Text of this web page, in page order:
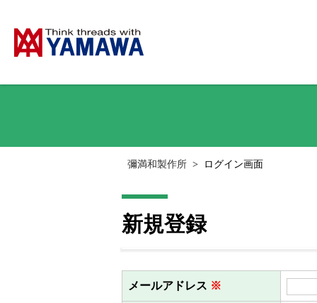
彌満和製作所 > ログイン画面
新規登録
メールアドレス ※